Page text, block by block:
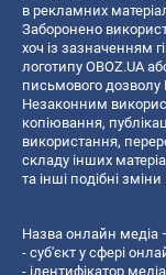
в рекламних
Заборонено
хоч із зазначенням
логотипу OBOZ.UA
письмового дозволу
Незаконним
копiювання,
використання,
складу інших
та інші подібні зміни
Назва онлайн медіа
- суб'єкт у сфері
- ідентифікатор